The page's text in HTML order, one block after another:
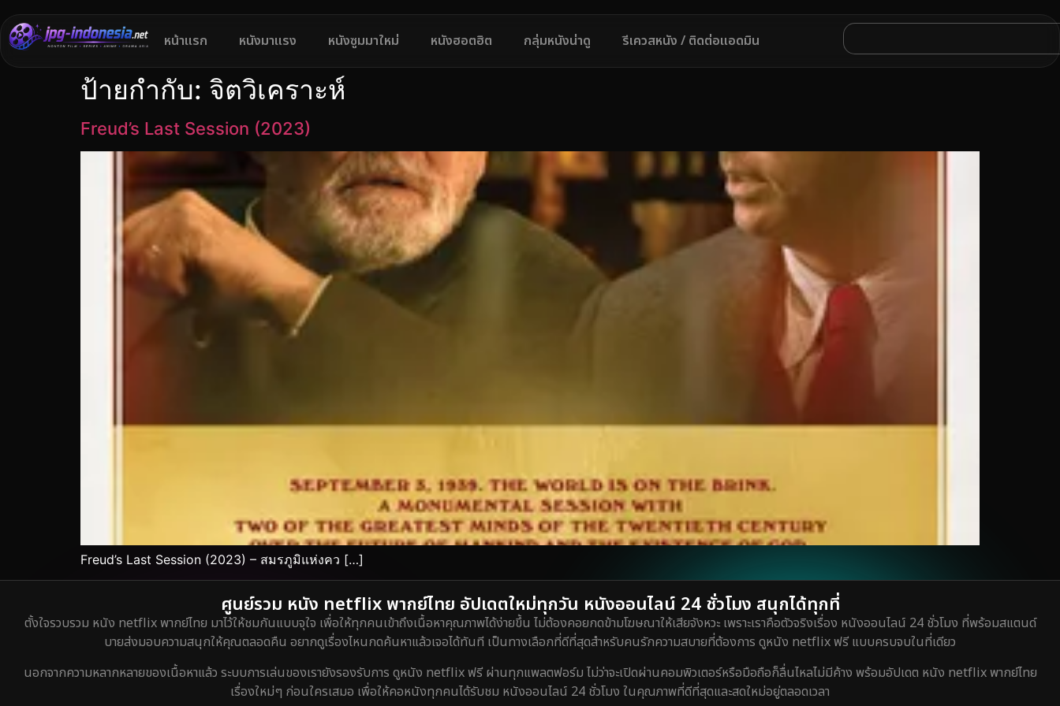
หน้าแรก หนังมาแรง หนังซูมมาใหม่ หนังฮอตฮิต กลุ่มหนังน่าดู รีเควสหนัง / ติดต่อแอดมิน
ป้ายกำกับ: จิตวิเคราะห์
Freud’s Last Session (2023)
Freud’s Last Session (2023) – สมรภูมิแห่งคว […]
ศูนย์รวม หนัง netflix พากย์ไทย อัปเดตใหม่ทุกวัน หนังออนไลน์ 24 ชั่วโมง สนุกได้ทุกที่
ตั้งใจรวบรวม หนัง netflix พากย์ไทย มาไว้ให้ชมกันแบบจุใจ เพื่อให้ทุกคนเข้าถึงเนื้อหาคุณภาพได้ง่ายขึ้น ไม่ต้องคอยกดข้ามโฆษณาให้เสียจังหวะ เพราะเราคือตัวจริงเรื่อง หนังออนไลน์ 24 ชั่วโมง ที่พร้อมสแตนด์
บายส่งมอบความสนุกให้คุณตลอดคืน อยากดูเรื่องไหนกดค้นหาแล้วเจอได้ทันที เป็นทางเลือกที่ดีที่สุดสำหรับคนรักความสบายที่ต้องการ ดูหนัง netflix ฟรี แบบครบจบในที่เดียว
นอกจากความหลากหลายของเนื้อหาแล้ว ระบบการเล่นของเรายังรองรับการ ดูหนัง netflix ฟรี ผ่านทุกแพลตฟอร์ม ไม่ว่าจะเปิดผ่านคอมพิวเตอร์หรือมือถือก็ลื่นไหลไม่มีค้าง พร้อมอัปเดต หนัง netflix พากย์ไทย
เรื่องใหม่ๆ ก่อนใครเสมอ เพื่อให้คอหนังทุกคนได้รับชม หนังออนไลน์ 24 ชั่วโมง ในคุณภาพที่ดีที่สุดและสดใหม่อยู่ตลอดเวลา